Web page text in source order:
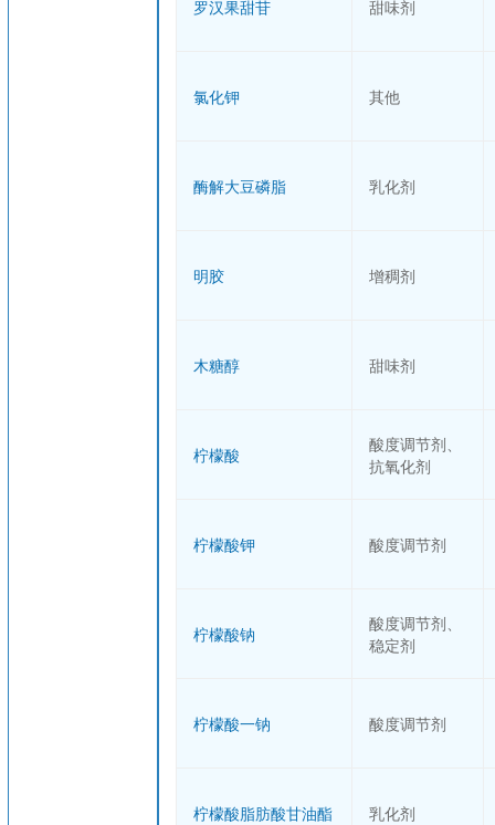
罗汉果甜苷 甜味剂
氯化钾 其他
酶解大豆磷脂 乳化剂
明胶 增稠剂
木糖醇 甜味剂
柠檬酸
酸度调节剂、
抗氧化剂
柠檬酸钾 酸度调节剂
柠檬酸钠
酸度调节剂、
稳定剂
柠檬酸一钠 酸度调节剂
柠檬酸脂肪酸甘油酯 乳化剂